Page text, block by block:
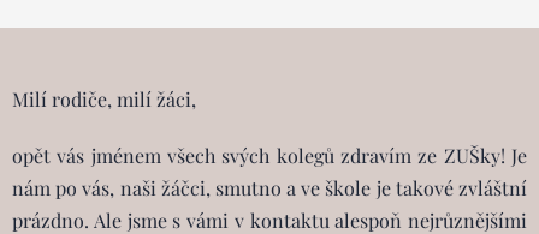
Milí rodiče, milí žáci,
opět vás jménem všech svých kolegů zdravím ze ZUŠky! Je
nám po vás, naši žáčci, smutno a ve škole je takové zvláštní
prázdno. Ale jsme s vámi v kontaktu alespoň nejrůznějšími